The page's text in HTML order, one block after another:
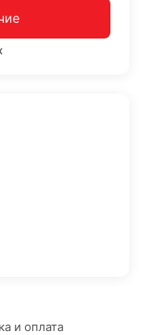
и оплата